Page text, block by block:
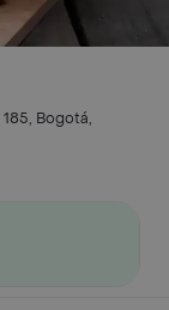
Bogotá,